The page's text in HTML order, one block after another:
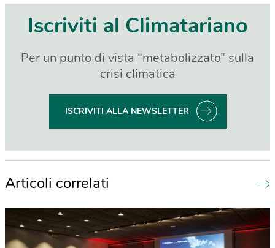
Iscriviti al Climatariano
Per un punto di vista “metabolizzato” sulla
crisi climatica
ISCRIVITI ALLA NEWSLETTER
Articoli correlati